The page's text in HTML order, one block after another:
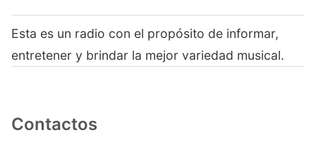
Esta es un radio con el propósito de informar,
entretener y brindar la mejor variedad musical.
Contactos